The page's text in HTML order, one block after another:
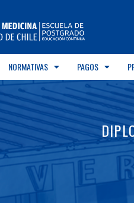
NORMATIVAS PAGOS